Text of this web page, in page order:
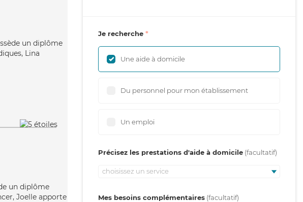
un diplôme
Lina
un diplôme
Joelle apporte
Je recherche
Une aide à domicile
Du personnel pour mon établissement
Un emploi
Précisez les prestations d'aide à domicile
choisissez un service
Mes besoins complémentaires